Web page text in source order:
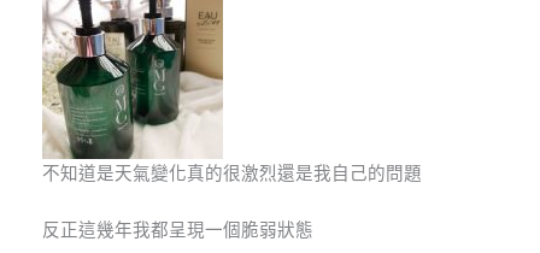
不知道是天氣變化真的很激烈還是我自己的問題
反正這幾年我都呈現一個脆弱狀態